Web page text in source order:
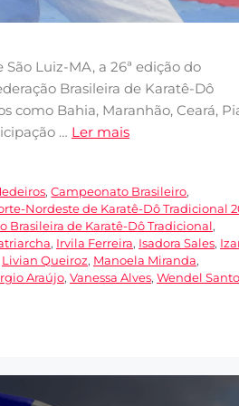
Luiz-MA, a 26ª edição do
Brasileira de Karatê-Dô
como Bahia, Maranhão, Ceará,
… Ler mais
,Campeonato Brasileiro,
Nordeste de Karatê-Dô Tradicional
Brasileira de Karatê-Dô Tradicional,
, Irvila Ferreira, Isadora Sales,
Livian Queiroz, Manoela Miranda,
Araújo, Vanessa Alves, Wendel